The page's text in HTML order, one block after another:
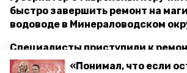
«Понимал, что если
быстро завершить ремонт на
водоводе в Минераловодском
Специалисты приступили к
подающем водоводе в Марьиных